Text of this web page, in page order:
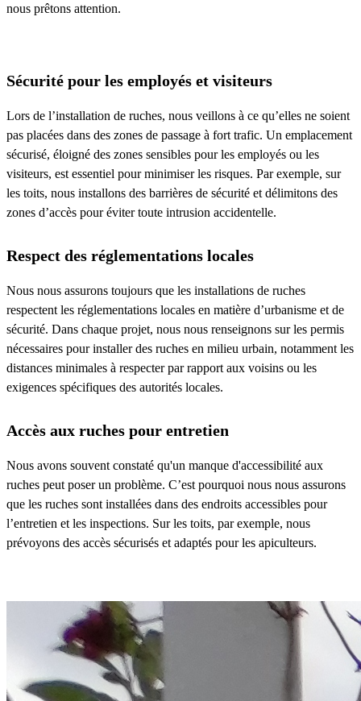
nous prêtons attention.
Sécurité pour les employés et visiteurs
Lors de l’installation de ruches, nous veillons à ce qu’elles ne soient
pas placées dans des zones de passage à fort trafic. Un emplacement
sécurisé, éloigné des zones sensibles pour les employés ou les
visiteurs, est essentiel pour minimiser les risques. Par exemple, sur
les toits, nous installons des barrières de sécurité et délimitons des
zones d’accès pour éviter toute intrusion accidentelle.
Respect des réglementations locales
Nous nous assurons toujours que les installations de ruches
respectent les réglementations locales en matière d’urbanisme et de
sécurité. Dans chaque projet, nous nous renseignons sur les permis
nécessaires pour installer des ruches en milieu urbain, notamment les
distances minimales à respecter par rapport aux voisins ou les
exigences spécifiques des autorités locales.
Accès aux ruches pour entretien
Nous avons souvent constaté qu'un manque d'accessibilité aux
ruches peut poser un problème. C’est pourquoi nous nous assurons
que les ruches sont installées dans des endroits accessibles pour
l’entretien et les inspections. Sur les toits, par exemple, nous
prévoyons des accès sécurisés et adaptés pour les apiculteurs.